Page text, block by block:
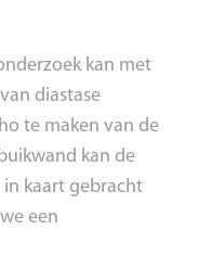
kan met
diastase
te maken van de
kan de
kaart gebracht
een